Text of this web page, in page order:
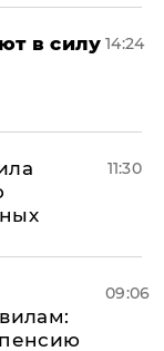
в силу 14:24
11:30
09:06